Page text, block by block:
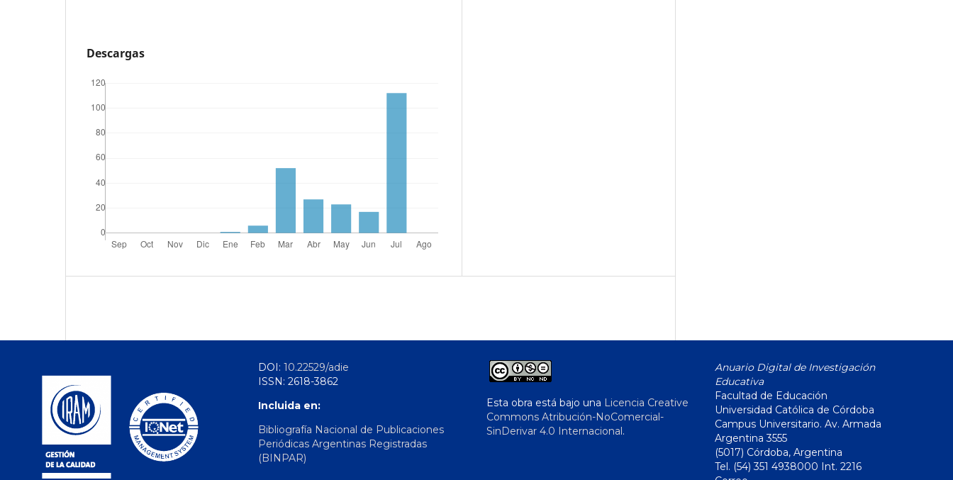
Descargas
DOI: 10.22529/adie
ISSN: 2618-3862
Incluida en:
Bibliografía Nacional de Publicaciones
Periódicas Argentinas Registradas
(BINPAR)
Esta obra está bajo una Licencia Creative
Commons Atribución-NoComercial-
SinDerivar 4.0 Internacional.
Anuario Digital de Investigación
Educativa
Facultad de Educación
Universidad Católica de Córdoba
Campus Universitario. Av. Armada
Argentina 3555
(5017) Córdoba, Argentina
Tel. (54) 351 4938000 Int. 2216